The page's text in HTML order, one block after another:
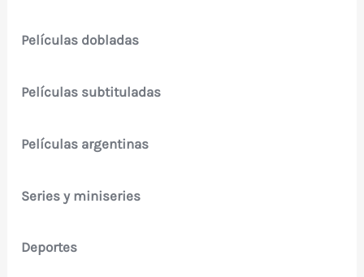
Películas dobladas
Películas subtituladas
Películas argentinas
Series y miniseries
Deportes